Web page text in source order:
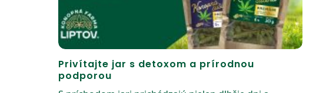
Privítajte jar s detoxom a prírodnou
podporou